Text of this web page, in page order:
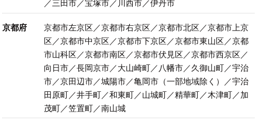
／三田市／宝塚市／川西市／伊丹市
京都府
京都市左京区／京都市右京区／京都市北区／京都市上京
区／京都市中京区／京都市下京区／京都市東山区／京都
市山科区／京都市南区／京都市伏見区／京都市西京区／
向日市／長岡京市／大山崎町／八幡市／久御山町／宇治
市／京田辺市／城陽市／亀岡市（一部地域除く）／宇治
田原町／井手町／和東町／山城町／精華町／木津町／加
茂町／笠置町／南山城